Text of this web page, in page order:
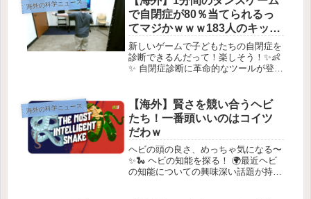
しています。この探査機の主なミッシ
ョ...
海外の科学ニュース
で自閉症が80％当てられるっ
てマジかｗｗｗ183人のキッズ
ガチ検証！
新しいゲームで子どもたちの自閉症を
診断できるんだって！楽しそう！✨👶
✨ 自閉症診断に革命的なツールが登
簡単なツールを見つけたんだって！🕹️
💡このツールは、なんと1分間のビ...
海外の科学ニュース
【海外】賢さを競い合うヘビ
たち！一番頭いいのはコイツ
だわｗ
ヘビの頭の良さ、めっちゃ気になる〜
✨🐍 ヘビの知能を探る！ 🌍最近ヘビ
の知能についての興味深い話題が持ち